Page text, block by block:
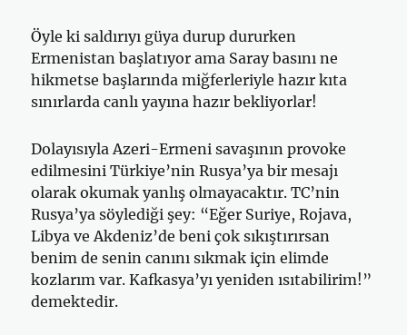
Öyle ki saldırıyı güya durup dururken
Ermenistan başlatıyor ama Saray basını ne
hikmetse başlarında miğferleriyle hazır kıta
sınırlarda canlı yayına hazır bekliyorlar!
Dolayısıyla Azeri-Ermeni savaşının provoke
edilmesini Türkiye’nin Rusya’ya bir mesajı
olarak okumak yanlış olmayacaktır. TC’nin
Rusya’ya söylediği şey: “Eğer Suriye, Rojava,
Libya ve Akdeniz’de beni çok sıkıştırırsan
benim de senin canını sıkmak için elimde
kozlarım var. Kafkasya’yı yeniden ısıtabilirim!”
demektedir.